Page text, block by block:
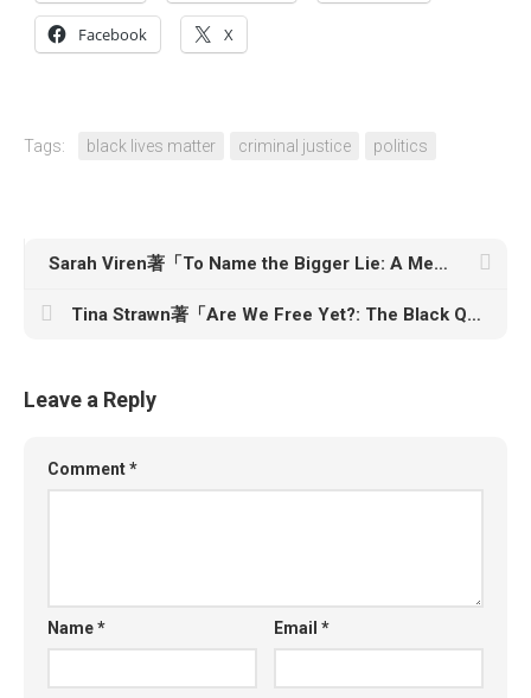
Facebook X
Tags: black lives matter criminal justice politics
Sarah Viren著「To Name the Bigger Lie: A Memoir in Two Stories」
Tina Strawn著「Are We Free Yet?: The Black Queer Guide to Divorcing America」
Leave a Reply
Comment*
Name* Email*